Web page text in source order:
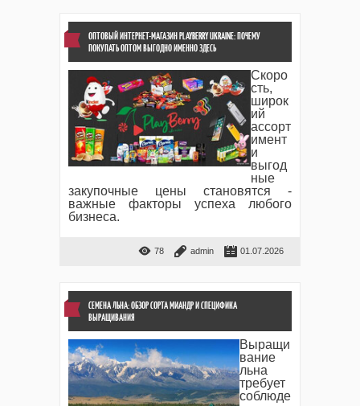
ОПТОВЫЙ ИНТЕРНЕТ-МАГАЗИН PLAYBERRY UKRAINE: ПОЧЕМУ
ПОКУПАТЬ ОПТОМ ВЫГОДНО ИМЕННО ЗДЕСЬ
Скоро
сть,
широк
ий
ассорт
имент
и
выгод
ные
закупочные цены становятся -
важные факторы успеха любого
бизнеса.
78 admin 01.07.2026
СЕМЕНА ЛЬНА: ОБЗОР СОРТА МИАНДР И СПЕЦИФИКА
ВЫРАЩИВАНИЯ
Выращи
вание
льна
требует
соблюде